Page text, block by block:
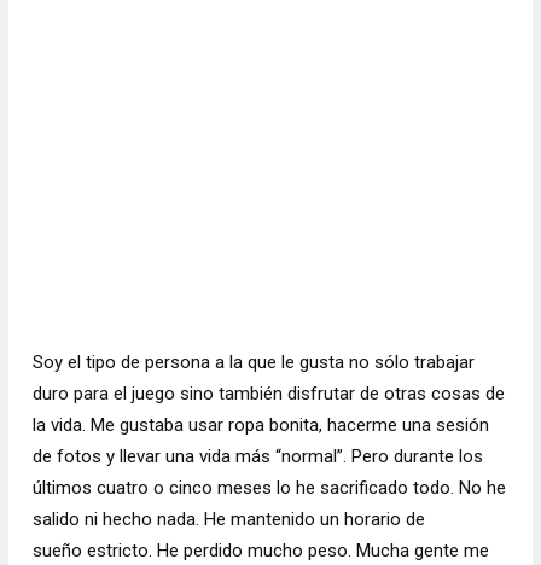
Soy el tipo de persona a la que le gusta no sólo trabajar
duro para el juego sino también disfrutar de otras cosas de
la vida. Me gustaba usar ropa bonita, hacerme una sesión
de fotos y llevar una vida más “normal”. Pero durante los
últimos cuatro o cinco meses lo he sacrificado todo. No he
salido ni hecho nada. He mantenido un horario de
sueño estricto. He perdido mucho peso. Mucha gente me